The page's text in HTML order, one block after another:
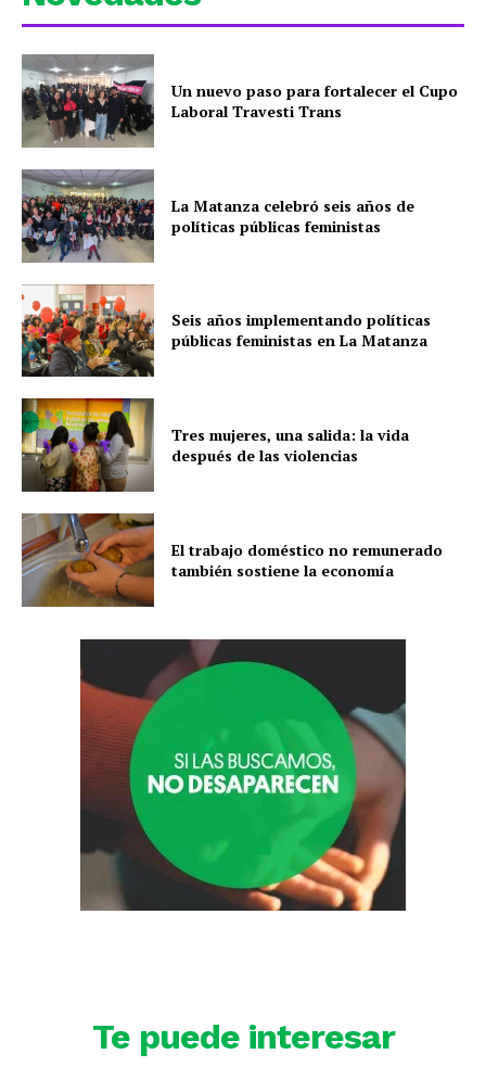
Un nuevo paso para fortalecer el Cupo
Laboral Travesti Trans
La Matanza celebró seis años de
políticas públicas feministas
Seis años implementando políticas
públicas feministas en La Matanza
Tres mujeres, una salida: la vida
después de las violencias
El trabajo doméstico no remunerado
también sostiene la economía
Te puede interesar